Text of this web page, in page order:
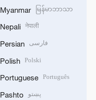
Myanmar မြန်မာဘာသာ
Nepali नेपाली
Persian فارسی
Polish Polski
Portuguese Português
Pashto پښتو